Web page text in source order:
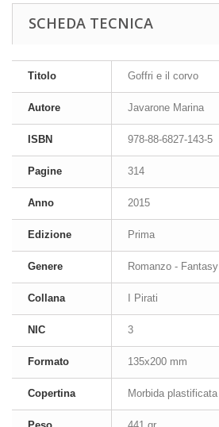
SCHEDA TECNICA
Titolo Goffri e il corvo
Autore Javarone Marina
ISBN 978-88-6827-143-5
Pagine 314
Anno 2015
Edizione Prima
Genere Romanzo - Fantasy
Collana I Pirati
NIC 3
Formato 135x200 mm
Copertina Morbida plastificata